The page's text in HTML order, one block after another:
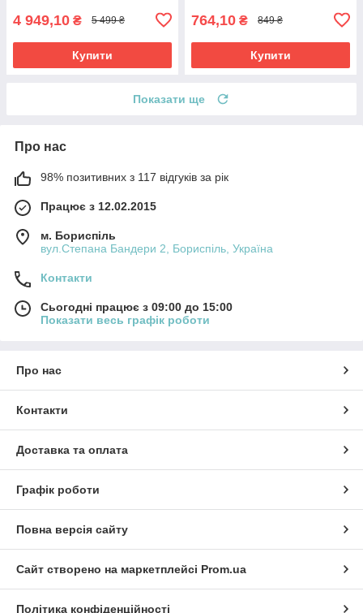
4 949,10 ₴ 5 499 ₴
Купити
764,10 ₴ 849 ₴
Купити
Показати ще
Про нас
98% позитивних з 117 відгуків за рік
Працює з 12.02.2015
м. Бориспіль
вул.Степана Бандери 2, Бориспіль, Україна
Контакти
Сьогодні працює з 09:00 до 15:00
Показати весь графік роботи
Про нас
Контакти
Доставка та оплата
Графік роботи
Повна версія сайту
Сайт створено на маркетплейсі Prom.ua
Політика конфіденційності